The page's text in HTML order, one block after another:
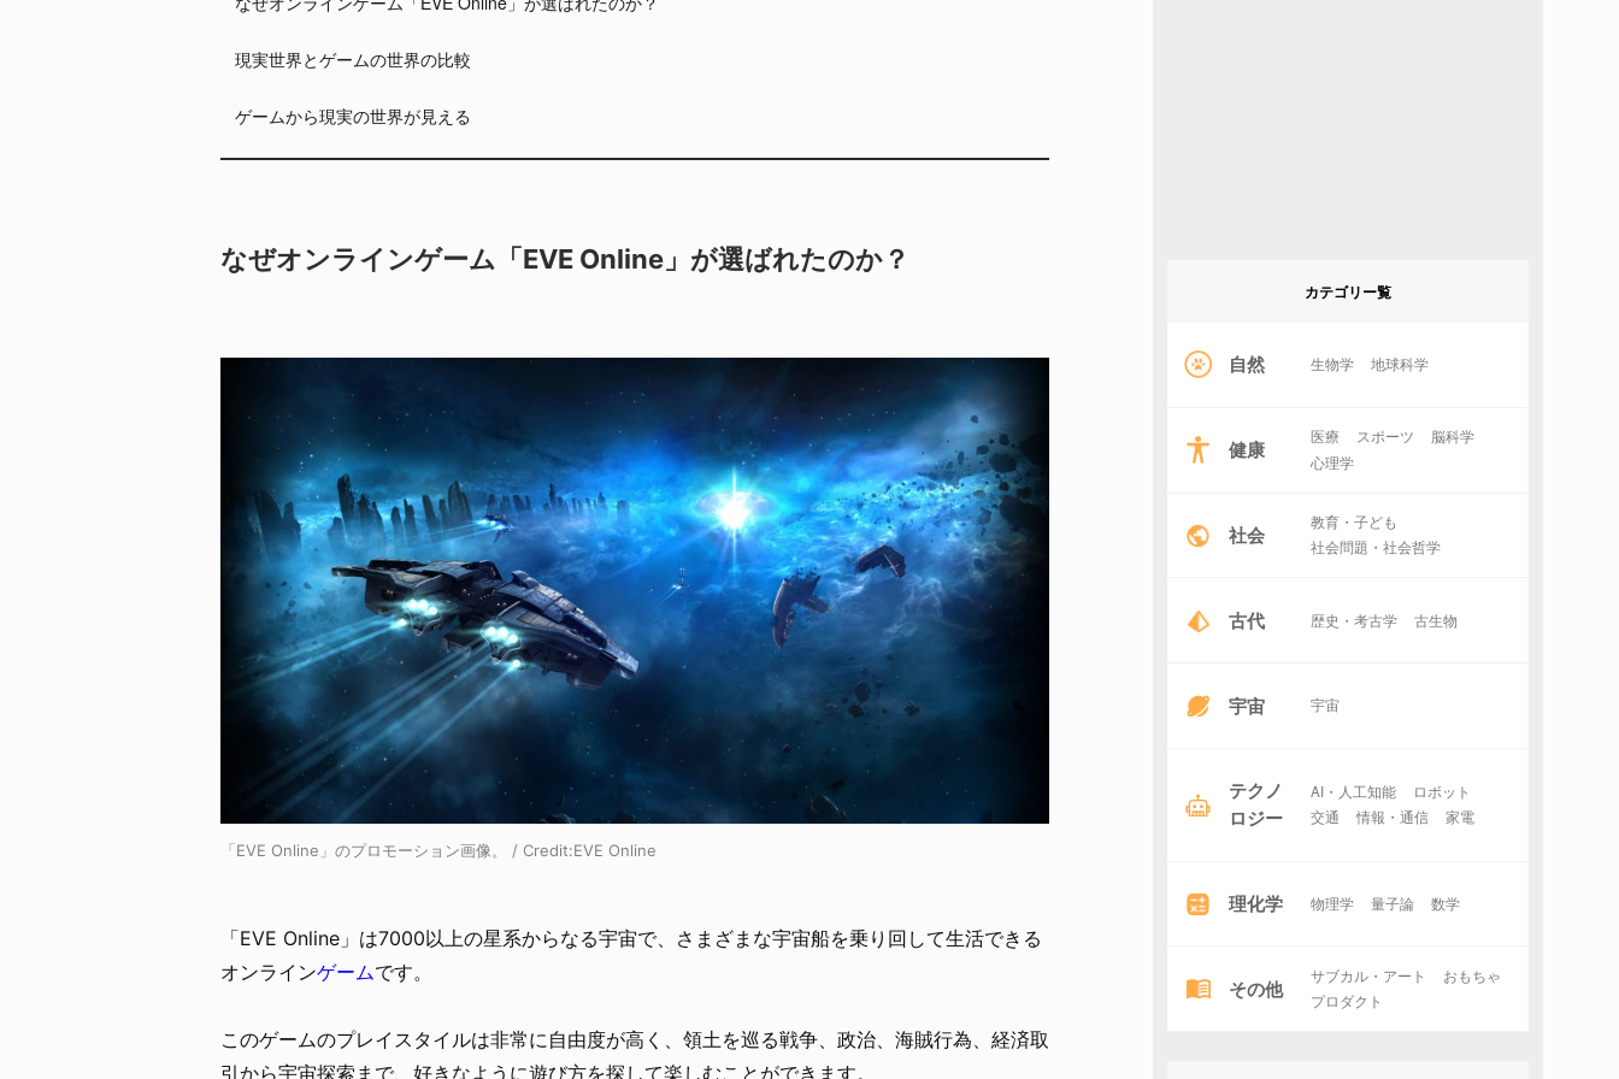
現実世界とゲームの世界の比較
ゲームから現実の世界が見える
なぜオンラインゲーム「EVE Online」が選ばれたのか？
「EVE Online」のプロモーション画像。 / Credit:EVE Online
「EVE Online」は7000以上の星系からなる宇宙で、さまざまな宇宙船を乗り回して生活できる
オンラインゲームです。
このゲームのプレイスタイルは非常に自由度が高く、領土を巡る戦争、政治、海賊行為、経済取
引から宇宙探索まで、好きなように遊び方を探して楽しむことができます。
カテゴリー覧
自然 生物学 地球科学
健康 医療 スポーツ
脳科学
心理学
社会
教育・子ども
社会問題・社会哲学
古代 歴史・考古学 古生物
宇宙 宇宙
テクノ
ロジー
AI・人工知能
ロボット
交通
情報・通信 家電
理化学 物理学 量子論 数学
その他 サブカル・アート
おもちゃ
プロダクト